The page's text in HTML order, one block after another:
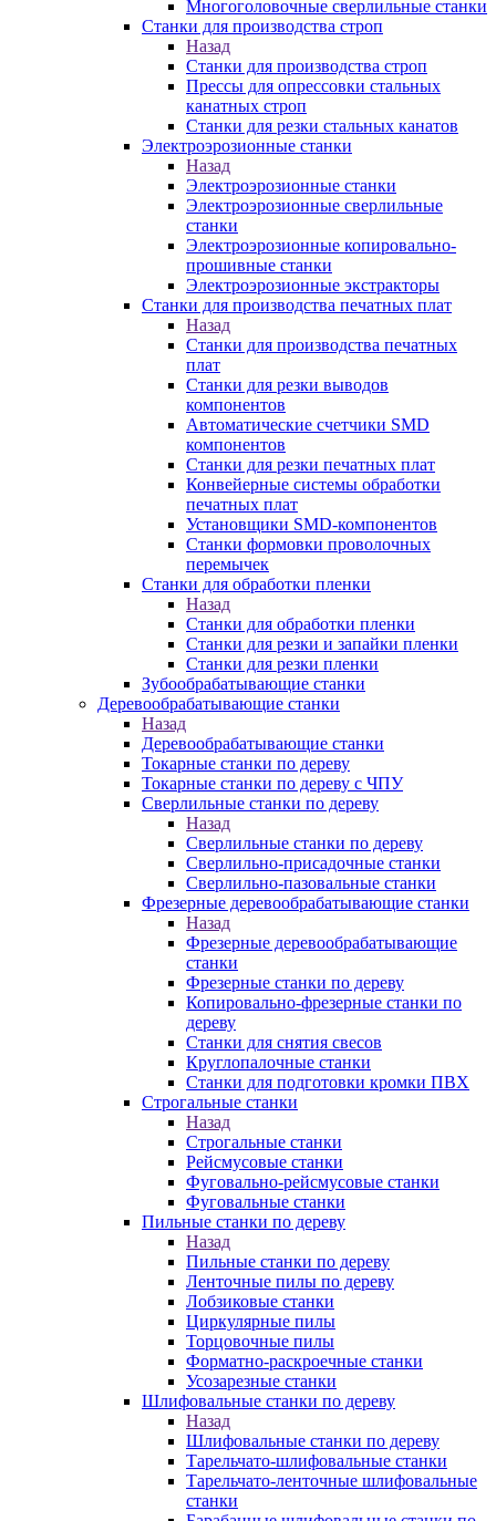
Многоголовочные сверлильные станки
Станки для производства строп
Назад
Станки для производства строп
Прессы для опрессовки стальных
канатных строп
Станки для резки стальных канатов
Электроэрозионные станки
Назад
Электроэрозионные станки
Электроэрозионные сверлильные
станки
Электроэрозионные копировально-
прошивные станки
Электроэрозионные экстракторы
Станки для производства печатных плат
Назад
Станки для производства печатных
плат
Станки для резки выводов
компонентов
Автоматические счетчики SMD
компонентов
Станки для резки печатных плат
Конвейерные системы обработки
печатных плат
Установщики SMD-компонентов
Станки формовки проволочных
перемычек
Станки для обработки пленки
Назад
Станки для обработки пленки
Станки для резки и запайки пленки
Станки для резки пленки
Зубообрабатывающие станки
Деревообрабатывающие станки
Назад
Деревообрабатывающие станки
Токарные станки по дереву
Токарные станки по дереву с ЧПУ
Сверлильные станки по дереву
Назад
Сверлильные станки по дереву
Сверлильно-присадочные станки
Сверлильно-пазовальные станки
Фрезерные деревообрабатывающие станки
Назад
Фрезерные деревообрабатывающие
станки
Фрезерные станки по дереву
Копировально-фрезерные станки по
дереву
Станки для снятия свесов
Круглопалочные станки
Станки для подготовки кромки ПВХ
Строгальные станки
Назад
Строгальные станки
Рейсмусовые станки
Фуговально-рейсмусовые станки
Фуговальные станки
Пильные станки по дереву
Назад
Пильные станки по дереву
Ленточные пилы по дереву
Лобзиковые станки
Циркулярные пилы
Торцовочные пилы
Форматно-раскроечные станки
Усозарезные станки
Шлифовальные станки по дереву
Назад
Шлифовальные станки по дереву
Тарельчато-шлифовальные станки
Тарельчато-ленточные шлифовальные
станки